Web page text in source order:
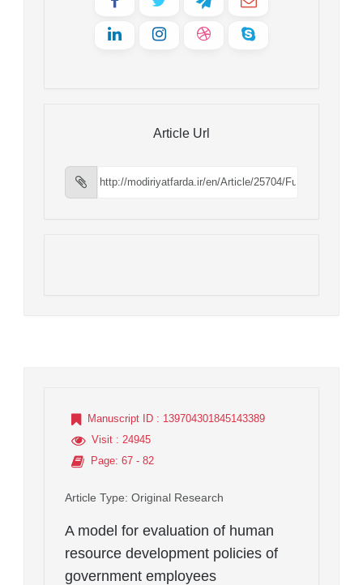
Article Url
Manuscript ID : 139704301845143389
Visit : 24945
Page: 67 - 82
Article Type: Original Research
A model for evaluation of human
resource development policies of
government employees